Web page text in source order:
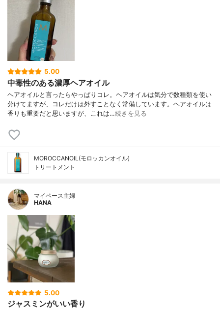
5.00
中毒性のある濃厚ヘアオイル
ヘアオイルと言ったらやっぱりコレ。ヘアオイルは気分で数種類を使い
分けてますが、コレだけは外すことなく常備しています。ヘアオイルは
香りも重要だと思いますが、これは…続きを見る
MOROCCANOIL(モロッカンオイル)
トリートメント
マイペース主婦
HANA
5.00
ジャスミンがいい香り